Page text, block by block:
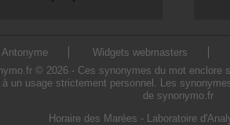
Antonyme Widgets webmasters
© 2026 - Ces synonymes du mot
un usage strictement personnel. Les
de synonymo.fr
Horaire des Marées - Laboratoire